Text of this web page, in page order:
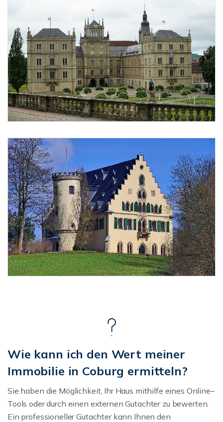
Wie kann ich den Wert meiner
Immobilie in Coburg ermitteln?
Sie haben die Möglichkeit, Ihr Haus mithilfe eines Online–
Tools oder durch einen externen Gutachter zu bewerten.
Ein professioneller Gutachter kann Ihnen den